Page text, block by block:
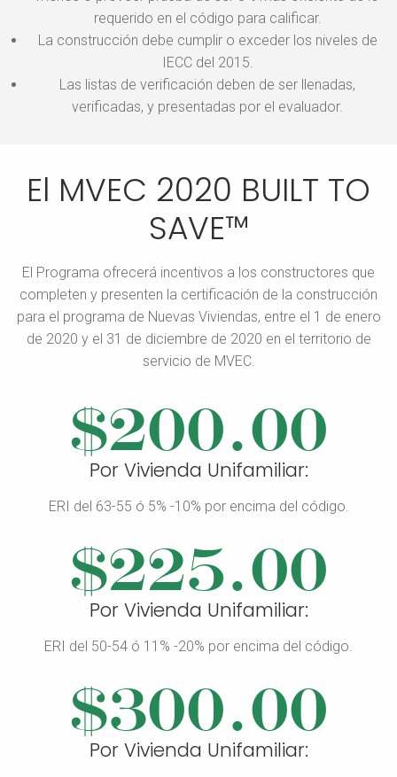
requerido en el código para calificar.
La construcción debe cumplir o exceder los niveles de
IECC del 2015.
Las listas de verificación deben de ser llenadas,
verificadas, y presentadas por el evaluador.
El MVEC 2020 BUILT TO
SAVE™
El Programa ofrecerá incentivos a los constructores que
completen y presenten la certificación de la construcción
para el programa de Nuevas Viviendas, entre el 1 de enero
de 2020 y el 31 de diciembre de 2020 en el territorio de
servicio de MVEC.
$200.00
Por Vivienda Unifamiliar:
ERI del 63-55 ó 5% -10% por encima del código.
$225.00
Por Vivienda Unifamiliar:
ERI del 50-54 ó 11% -20% por encima del código.
$300.00
Por Vivienda Unifamiliar: